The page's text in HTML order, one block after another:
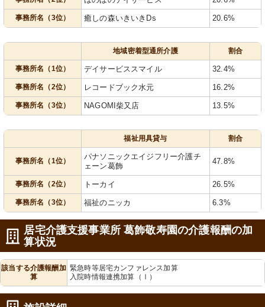
事務所名（3位） 癒しの森いきいきDs 20.6%
地域密着型通所介護 割合
事務所名（1位） デイサービススマイル 32.4%
事務所名（2位） レコードブック水元 16.2%
事務所名（3位） NAGOMI柴又店 13.5%
福祉用具貸与 割合
事務所名（1位）
パナソニックエイジフリー介護チ
ェーン葛飾
47.8%
事務所名（2位） トーカイ 26.5%
事務所名（3位） 福祉のニッカ 6.3%
居宅介護支援事業所 葛飾敬寿園の介護報酬の加
算状況
該当する介護報酬加
算
緊急時等居宅カンファレンス加算
入院時情報連携加算（Ⅰ）